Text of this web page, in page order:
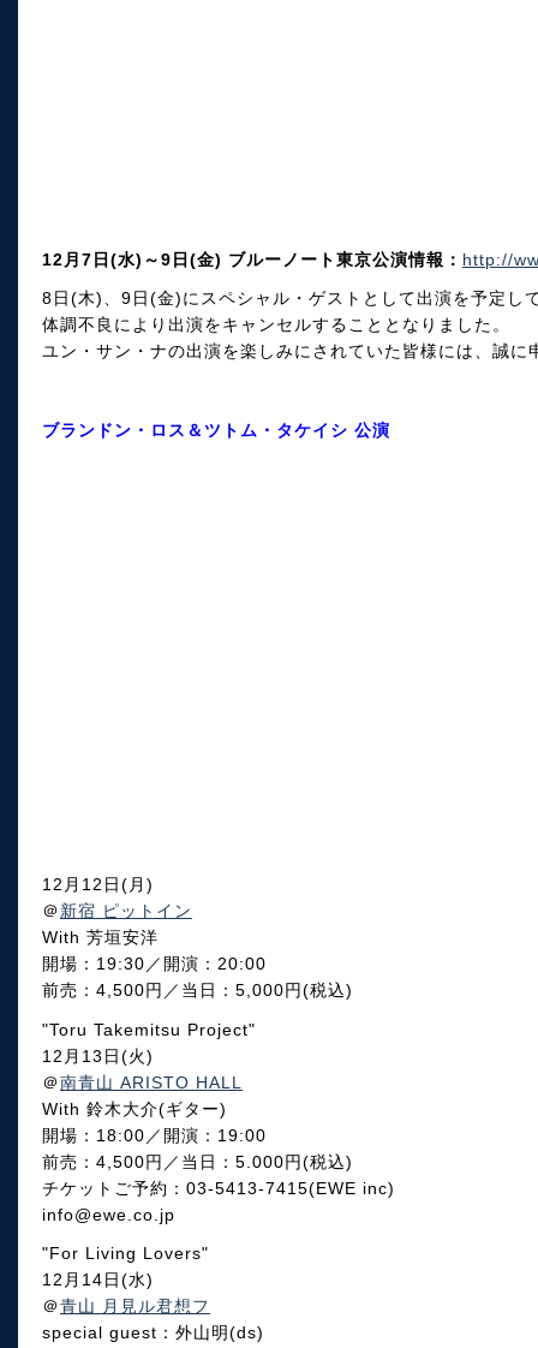
12月7日(水)～9日(金) ブルーノート東京公演情報： http://
8日(木)、9日(金)にスペシャル・ゲストとして出演を予定し
体調不良により出演をキャンセルすることとなりました。
ユン・サン・ナの出演を楽しみにされていた皆様には、誠に
ブランドン・ロス＆ツトム・タケイシ 公演
12月12日(月)
＠新宿 ピットイン
With 芳垣安洋
開場：19:30／開演：20:00
前売：4,500円／当日：5,000円(税込)
"Toru Takemitsu Project"
12月13日(火)
＠南青山 ARISTO HALL
With 鈴木大介(ギター)
開場：18:00／開演：19:00
前売：4,500円／当日：5.000円(税込)
チケットご予約：03-5413-7415(EWE inc)
info@ewe.co.jp
"For Living Lovers"
12月14日(水)
＠青山 月見ル君想フ
special guest：外山明(ds)